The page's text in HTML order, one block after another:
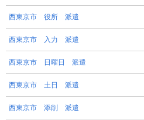
西東京市 役所 派遣
西東京市 入力 派遣
西東京市 日曜日 派遣
西東京市 土日 派遣
西東京市 添削 派遣